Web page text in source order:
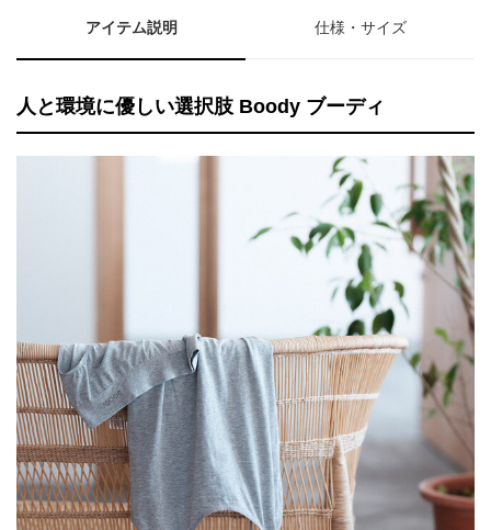
アイテム説明 仕様・サイズ
人と環境に優しい選択肢 Boody ブーディ